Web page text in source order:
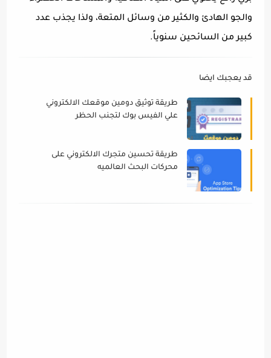
والجو الهادئ والكثير من وسائل المتعة، ولذا يجذب عدد
كبير من السائحين سنوياً.
قد يعجبك ايضا
طريقة توثيق دومين موقعك الالكتروني
علي الفيس بوك لتجنب الحظر
طريقة تحسين متجرك الالكتروني على
محركات البحث العالميه